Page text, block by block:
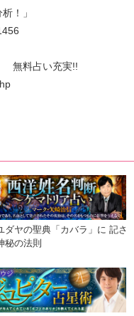
！」
無料占い充実!!
ダヤの聖典「カバラ」に 記さ
秘の法則